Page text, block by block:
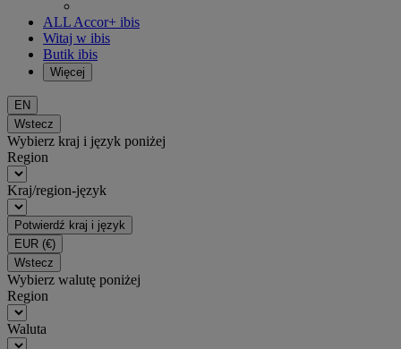
ALL Accor+ ibis
Witaj w ibis
Butik ibis
Więcej
EN
Wstecz
Wybierz kraj i język poniżej
Region
Kraj/region-język
Potwierdź kraj i język
EUR (€)
Wstecz
Wybierz walutę poniżej
Region
Waluta